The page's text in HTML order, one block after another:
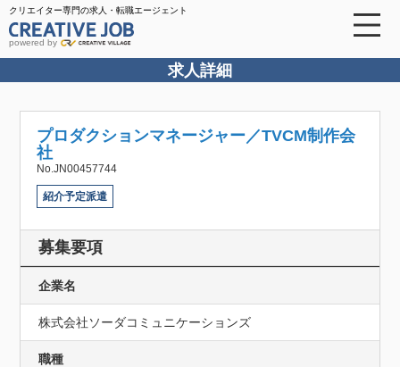
クリエイター専門の求人・転職エージェント
powered by
求人詳細
プロダクションマネージャー／TVCM制作会
社
No.JN00457744
紹介予定派遣
募集要項
企業名
株式会社ソーダコミュニケーションズ
職種